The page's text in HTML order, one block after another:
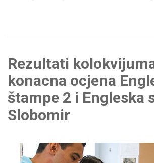
Rezultati
konacna ocjena
štampe 2 i Engleska
Slobomir